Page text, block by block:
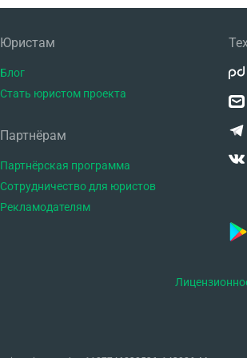
Юристам
Блог
Стать юристом проекта
Партнёрам
Партнёрская программа
Сотрудничество для юристов
Рекламодателям